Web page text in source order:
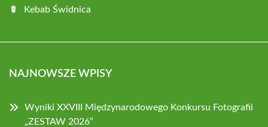
Kebab Świdnica
NAJNOWSZE WPISY
Wyniki XXVIII Międzynarodowego Konkursu Fotografii
„ZESTAW 2026”